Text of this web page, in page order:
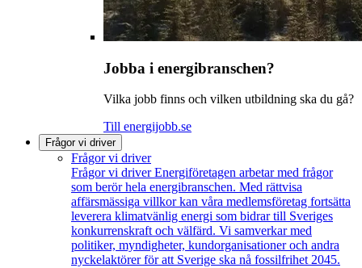
Jobba i energibranschen?
Vilka jobb finns och vilken utbildning ska du gå?
Till energijobb.se
Frågor vi driver
Frågor vi driver
Frågor vi driver Energiföretagen arbetar med frågor
som berör hela energibranschen. Med rättvisa
affärsmässiga villkor kan våra medlemsföretag fortsätta
leverera klimatvänlig energi som bidrar till Sveriges
konkurrenskraft och välfärd. Vi samverkar med
politiker, myndigheter, kundorganisationer och andra
nyckelaktörer för att Sverige ska nå fossilfrihet 2045.